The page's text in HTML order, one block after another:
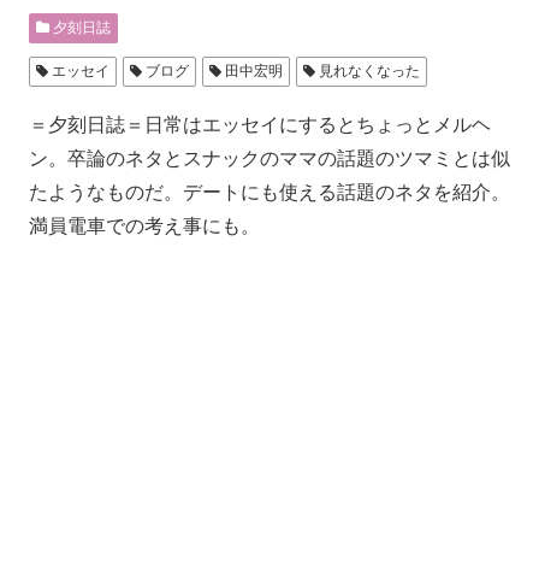
夕刻日誌
エッセイ ブログ 田中宏明 見れなくなった
＝夕刻日誌＝日常はエッセイにするとちょっとメルヘ
ン。卒論のネタとスナックのママの話題のツマミとは似
たようなものだ。デートにも使える話題のネタを紹介。
満員電車での考え事にも。